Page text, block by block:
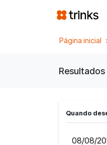
Página inicial
Quando